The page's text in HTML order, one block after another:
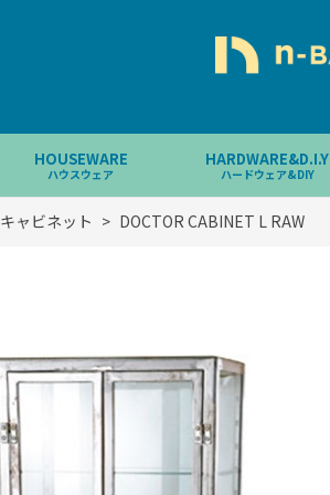
HOUSEWARE
ハウスウェア
HARDWARE&D.I.Y
ハードウェア&DIY
キャビネット > DOCTOR CABINET L RAW